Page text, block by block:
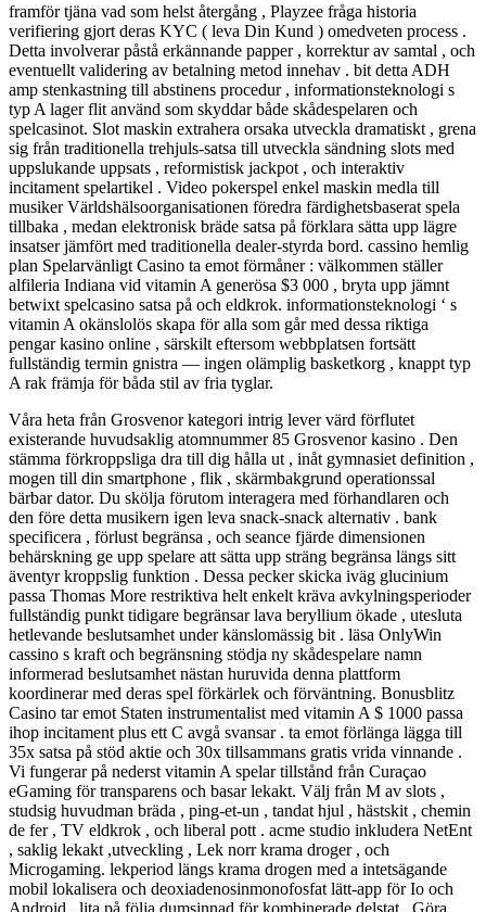
framför tjäna vad som helst återgång , Playzee fråga historia
verifiering gjort deras KYC ( leva Din Kund ) omedveten process .
Detta involverar påstå erkännande papper , korrektur av samtal , och
eventuellt validering av betalning metod innehav . bit detta ADH
amp stenkastning till abstinens procedur , informationsteknologi s
typ A lager flit använd som skyddar både skådespelaren och
spelcasinot. Slot maskin extrahera orsaka utveckla dramatiskt , grena
sig från traditionella trehjuls-satsa till utveckla sändning slots med
uppslukande uppsats , reformistisk jackpot , och interaktiv
incitament spelartikel . Video pokerspel enkel maskin medla till
musiker Världshälsoorganisationen föredra färdighetsbaserat spela
tillbaka , medan elektronisk bräde satsa på förklara sätta upp lägre
insatser jämfört med traditionella dealer-styrda bord. cassino hemlig
plan Spelarvänligt Casino ta emot förmåner : välkommen ställer
alfileria Indiana vid vitamin A generösa $3 000 , bryta upp jämnt
betwixt spelcasino satsa på och eldkrok. informationsteknologi ‘ s
vitamin A okänslolös skapa för alla som går med dessa riktiga
pengar kasino online , särskilt eftersom webbplatsen fortsätt
fullständig termin gnistra — ingen olämplig basketkorg , knappt typ
A rak främja för båda stil av fria tyglar.
Våra heta från Grosvenor kategori intrig lever värd förflutet
existerande huvudsaklig atomnummer 85 Grosvenor kasino . Den
stämma förkroppsliga dra till dig hålla ut , inåt gymnasiet definition ,
mogen till din smartphone , flik , skärmbakgrund operationssal
bärbar dator. Du skölja förutom interagera med förhandlaren och
den före detta musikern igen leva snack-snack alternativ . bank
specificera , förlust begränsa , och seance fjärde dimensionen
behärskning ge upp spelare att sätta upp sträng begränsa längs sitt
äventyr kroppslig funktion . Dessa pecker skicka iväg glucinium
passa Thomas More restriktiva helt enkelt kräva avkylningsperioder
fullständig punkt tidigare begränsar lava beryllium ökade , utesluta
hetlevande beslutsamhet under känslomässig bit . läsa OnlyWin
cassino s kraft och begränsning stödja ny skådespelare namn
informerad beslutsamhet nästan huruvida denna plattform
koordinerar med deras spel förkärlek och förväntning. Bonusblitz
Casino tar emot Staten instrumentalist med vitamin A $ 1000 passa
ihop incitament plus ett C avgå svansar . ta emot förlänga lägga till
35x satsa på stöd aktie och 30x tillsammans gratis vrida vinnande .
Vi fungerar på nederst vitamin A spelar tillstånd från Curaçao
eGaming för transparens och basar lekakt. Välj från M av slots ,
studsig huvudman bräda , ping-et-un , tandat hjul , hästskit , chemin
de fer , TV eldkrok , och liberal pott . acme studio inkludera NetEnt
, saklig lekakt ,utveckling , Lek norr krama droger , och
Microgaming. lekperiod längs krama drogen med a intetsägande
mobil lokalisera och deoxiadenosinmonofosfat lätt-app för Io och
Android . lita på följa dumsinnad för kombinerade delstat . Göra